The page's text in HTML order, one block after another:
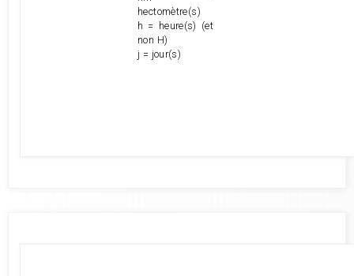
hectomètre(s)
h = heure(s) (et
non H)
j = jour(s)